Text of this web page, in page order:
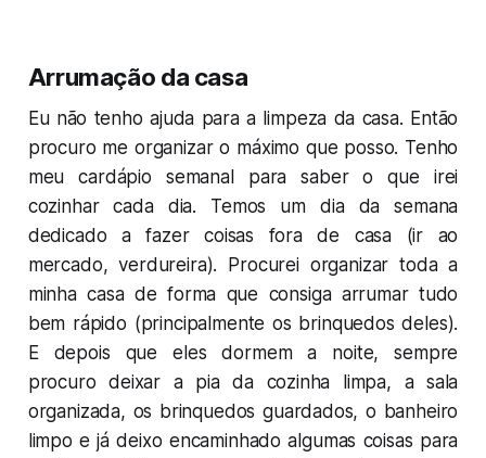
Arrumação da casa
Eu não tenho ajuda para a limpeza da casa. Então
procuro me organizar o máximo que posso. Tenho
meu cardápio semanal para saber o que irei
cozinhar cada dia. Temos um dia da semana
dedicado a fazer coisas fora de casa (ir ao
mercado, verdureira). Procurei organizar toda a
minha casa de forma que consiga arrumar tudo
bem rápido (principalmente os brinquedos deles).
E depois que eles dormem a noite, sempre
procuro deixar a pia da cozinha limpa, a sala
organizada, os brinquedos guardados, o banheiro
limpo e já deixo encaminhado algumas coisas para